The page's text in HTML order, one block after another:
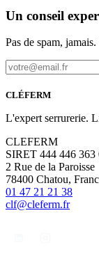
Un conseil
Pas de spam,
CLÉFERM
L'expert serrurerie.
CLEFERM
SIRET 444 446 363
2 Rue de la Paroisse
78400 Chatou,
01 47 21 21 38
clf@cleferm.fr